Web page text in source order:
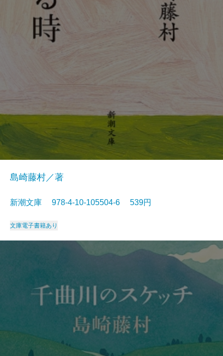
島崎藤村／著
新潮文庫 978-4-10-105504-6 539円
文庫電子書籍あり